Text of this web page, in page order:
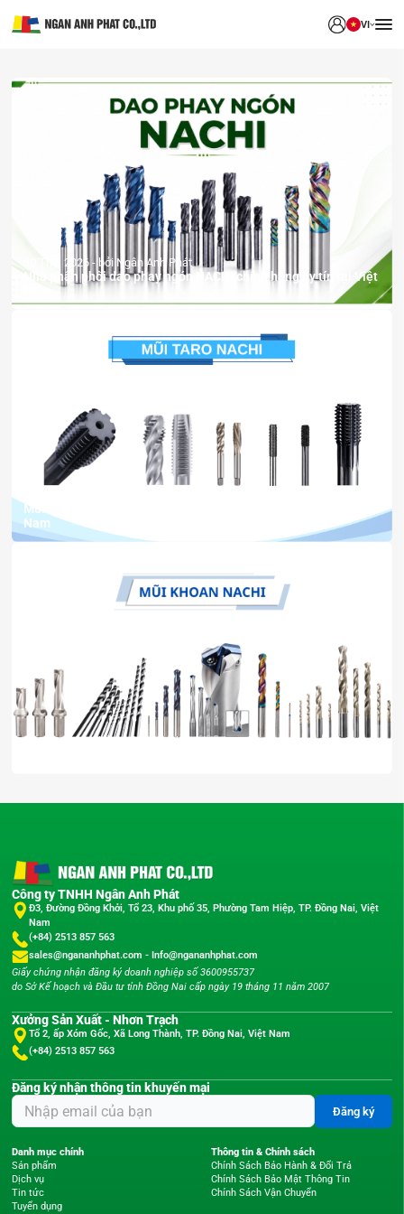
VI
30 Th7, 2026 bởi Ngân Anh Phát
Nhà phân phối dao phay ngón NACHI chính hãng uy tín tại Việt
Mũi taro NACHI chính hãng – Nhà phân phối uy tín tại Việt
Nam
11 Th7, 2026 bởi Ngân Anh Phát
Công ty TNHH Ngân Anh Phát
Đ3, Đường Đồng Khởi, Tổ 23, Khu phố 35, Phường Tam Hiệp, TP. Đồng Nai, Việt
Nam
(+84) 2513 857 563
sales@ngananhphat.com - Info@ngananhphat.com
Giấy chứng nhận đăng ký doanh nghiệp số 3600955737
do Sở Kế hoạch và Đầu tư tỉnh Đồng Nai cấp ngày 19 tháng 11 năm 2007
Xưởng Sản Xuất - Nhơn Trạch
Tổ 2, ấp Xóm Gốc, Xã Long Thành, TP. Đồng Nai, Việt Nam
(+84) 2513 857 563
Đăng ký nhận thông tin khuyến mại
Đăng ký
Danh mục chính
Sản phẩm
Dịch vụ
Tin tức
Tuyển dụng
Thông tin & Chính sách
Chính Sách Bảo Hành & Đổi Trả
Chính Sách Bảo Mật Thông Tin
Chính Sách Vận Chuyển